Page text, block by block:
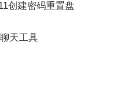
创建密码重置盘
天工具